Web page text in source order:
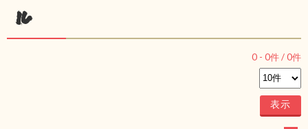
ル
0 - 0件 /0件